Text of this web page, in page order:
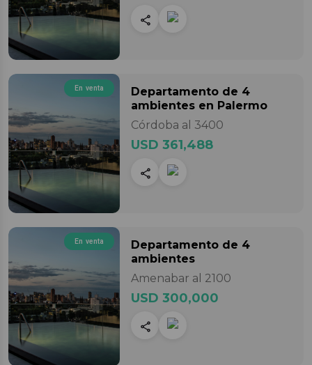
En venta Departamento de 4
ambientes en Palermo
Córdoba al 3400
USD 361,488
En venta Departamento de 4
ambientes
Amenabar al 2100
USD 300,000